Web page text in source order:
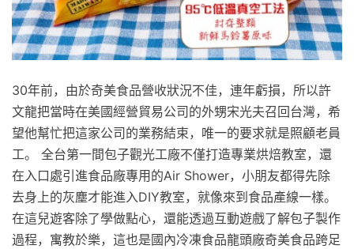
30年前，由於奇美食品營收狀況不佳，連年虧損，所以許
文龍把當時在美國經營貿易公司的外甥宋光夫召回台灣，希
望他幫忙把這家公司的業務結束，唯一的要求就是照顧老員
工。 全台第一間包子觀光工廠不僅打造專業烘焙教室，還
在入口處引進食品廠專用的Air Shower，小朋友都得先除
去身上的灰塵才能進入DIY教室，就像來到食品產線一樣。
在這兒遊客除了學做點心，還能透過互動遊戲了解包子製作
過程，寓教於樂，這也是國內冷凍食品龍頭廠奇美食品跨足